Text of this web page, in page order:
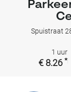
Spuistraat
1 uur
€ 8.26 *